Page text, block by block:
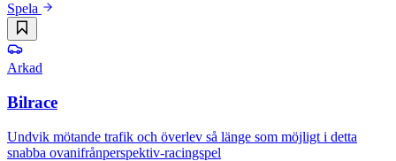
Spela
Arkad
Bilrace
Undvik mötande trafik och överlev så länge som möjligt i detta
snabba ovanifrånperspektiv-racingspel